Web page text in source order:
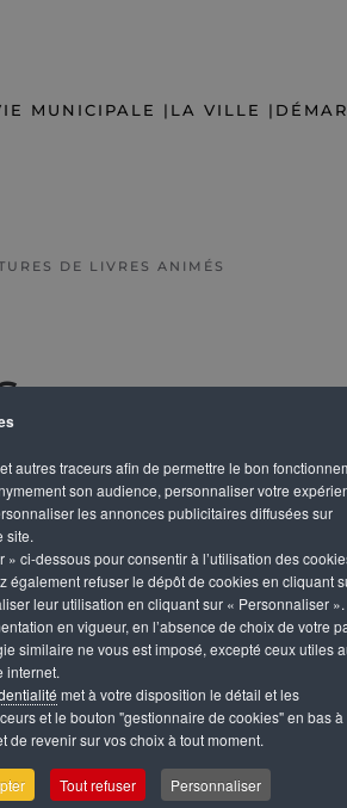
autres traceurs afin de permettre le bon
son audience, personnaliser votre
les annonces publicitaires diffusées sur
site.
» ci-dessous pour consentir à l’utilisation des
également refuser le dépôt de cookies en cliquant
leur utilisation en cliquant sur « Personnaliser ».
en vigueur, en l’absence de choix de votre
similaire ne vous est imposé, excepté ceux utiles
internet.
met à votre disposition le détail et les
et le bouton "gestionnaire de cookies" en bas à
de revenir sur vos choix à tout moment.
Tout refuser Personnaliser
MUNICIPALE | LA VILLE |
DE LIVRES ANIMÉS